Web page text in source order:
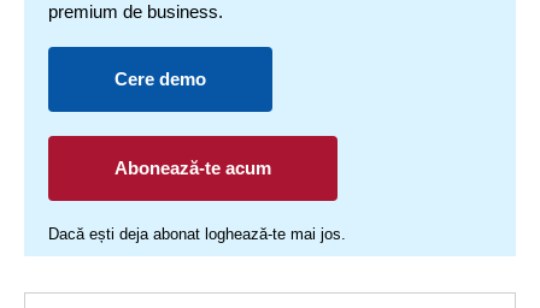
premium de business.
Cere demo
Abonează-te acum
Dacă ești deja abonat loghează-te mai jos.